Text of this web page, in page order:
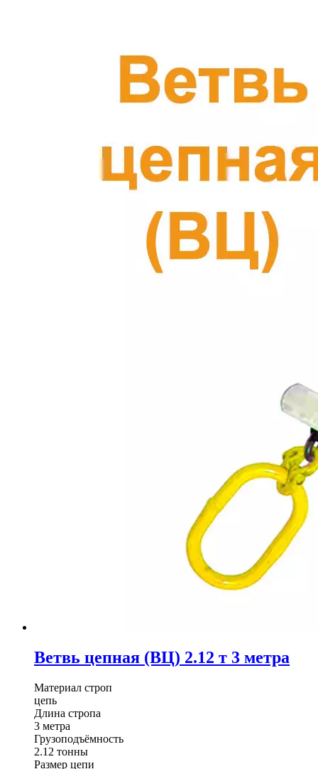
Ветвь цепная (ВЦ) 2.12 т 3 метра
Материал строп
цепь
Длина стропа
3 метра
Грузоподъёмность
2.12 тонны
Размер цепи